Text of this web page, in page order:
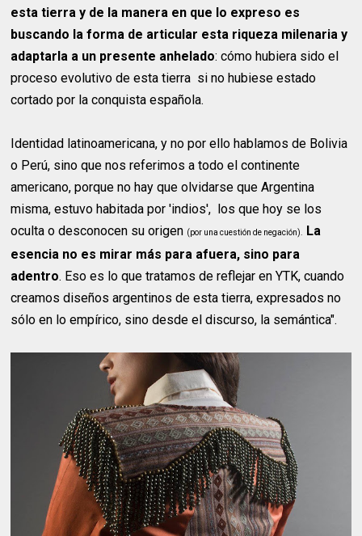
esta tierra y de la manera en que lo expreso es
buscando la forma de articular esta riqueza milenaria y
adaptarla a un presente anhelado: cómo hubiera sido el
proceso evolutivo de esta tierra si no hubiese estado
cortado por la conquista española.
Identidad latinoamericana, y no por ello hablamos de Bolivia
o Perú, sino que nos referimos a todo el continente
americano, porque no hay que olvidarse que Argentina
misma, estuvo habitada por 'indios', los que hoy se los
oculta o desconocen su origen (por una cuestión de negación). La
esencia no es mirar más para afuera, sino para
adentro. Eso es lo que tratamos de reflejar en YTK, cuando
creamos diseños argentinos de esta tierra, expresados no
sólo en lo empírico, sino desde el discurso, la semántica".